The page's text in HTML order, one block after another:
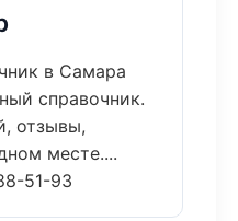
в Самара
справочник.
отзывы,
месте....
51-93